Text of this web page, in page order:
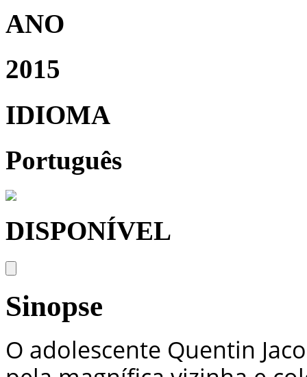
ANO
2015
IDIOMA
Português
DISPONÍVEL
Sinopse
O adolescente Quentin